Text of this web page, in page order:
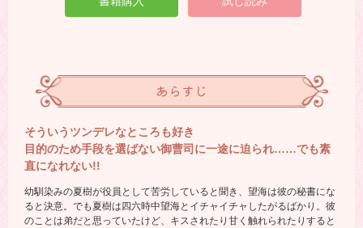
あらすじ
そういうツンデレなところも好き
目的のため手段を選ばない御曹司に一途に迫られ……でも素
直になれない!!
幼馴染みの夏樹が役員として苦労していると聞き、望海は彼の秘書にな
ると決意。でも夏樹は四六時中望海とイチャイチャしたがるばかり。彼
のことは弟だと思っていたけど、キスされたり甘く触れられたりすると